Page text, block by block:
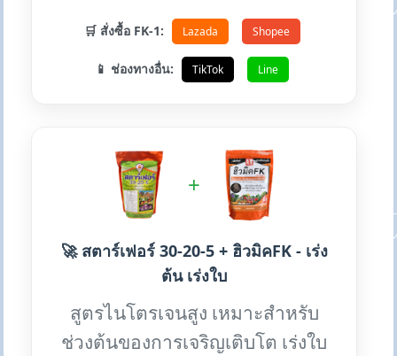
🛒 สั่งซื้อ FK-1: Lazada Shopee
📱 ช่องทางอื่น: TikTok Line
+
🚀 สตาร์เฟอร์ 30-20-5 + ฮิวมิคFK - เร่ง
ต้น เร่งใบ
สูตรไนโตรเจนสูง เหมาะสำหรับ
ช่วงต้นของการเจริญเติบโต เร่งใบ